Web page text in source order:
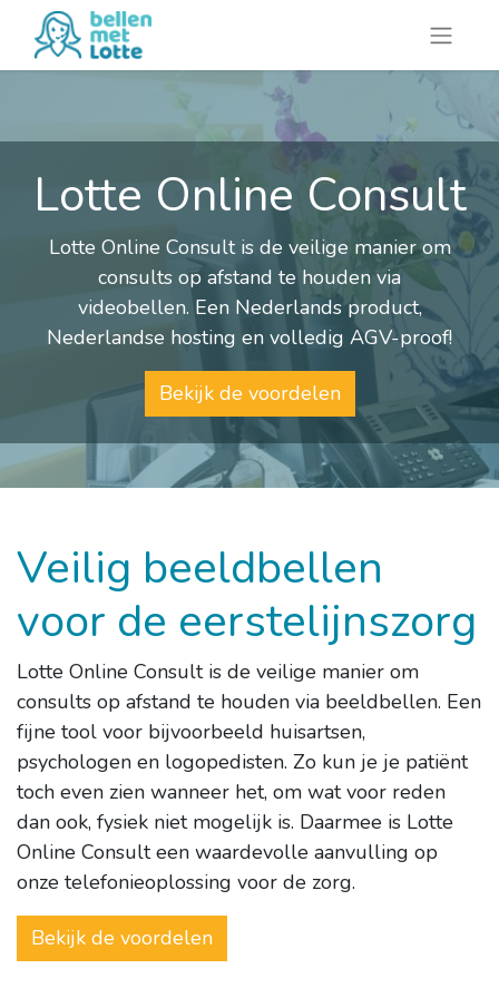
Lotte Online Consult
Lotte Online Consult is de veilige manier om
consults op afstand te houden via
videobellen. Een Nederlands product,
Nederlandse hosting en volledig AGV-proof!
Bekijk de voordelen
Veilig beeldbellen
voor de eerstelijnszorg
Lotte Online Consult is de veilige manier om
consults op afstand te houden via beeldbellen. Een
fijne tool voor bijvoorbeeld huisartsen,
psychologen en logopedisten. Zo kun je je patiënt
toch even zien wanneer het, om wat voor reden
dan ook, fysiek niet mogelijk is. Daarmee is Lotte
Online Consult een waardevolle aanvulling op
onze telefonieoplossing voor de zorg.
Bekijk de voordelen